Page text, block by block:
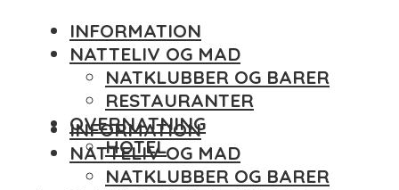
INFORMATION
NATTELIV OG MAD
NATKLUBBER OG BARER
RESTAURANTER
OVERNATNING
HOTEL
INFORMATION
NATTELIV OG MAD
NATKLUBBER OG BARER